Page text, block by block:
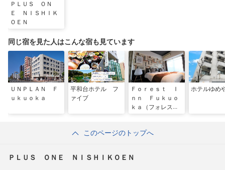
ＰＬＵＳ ＯＮ
Ｅ ＮＩＳＨＩＫ
ＯＥＮ
同じ宿を見た人はこんな宿も見ています
ＵＮＰＬＡＮ Ｆ
ｕｋｕｏｋａ
平和台ホテル フ
ァイブ
Ｆｏｒｅｓｔ Ｉ
ｎｎ Ｆｕｋｕｏ
ｋａ（フォレスト
ホテルゆめ
このページのトップへ
ＰＬＵＳ ＯＮＥ ＮＩＳＨＩＫＯＥＮ